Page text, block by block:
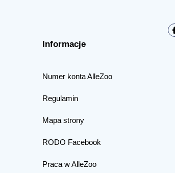
Informacje
Numer konta AlleZoo
Regulamin
Mapa strony
RODO Facebook
Praca w AlleZoo